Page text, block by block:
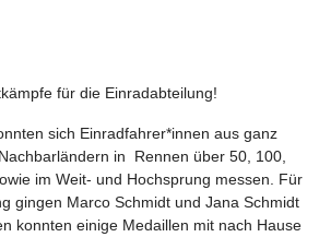
für die Einradabteilung!
sich Einradfahrer*innen aus ganz
in Rennen über 50, 100,
im Weit- und Hochsprung messen. Für
gingen Marco Schmidt und Jana Schmidt
konnten einige Medaillen mit nach Hause